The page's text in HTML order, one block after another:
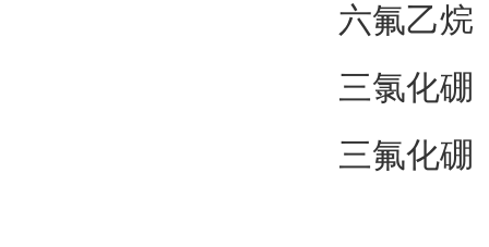
六氟乙烷
三氯化
三氟化硼